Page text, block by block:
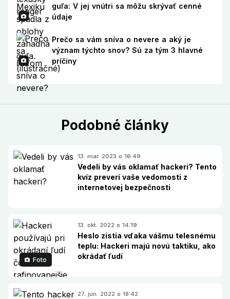
guľa: V jej vnútri sa môžu skrývať cenné
údaje
Prečo sa vám sníva o nevere a aký je
význam týchto snov? Sú za tým 3 hlavné
príčiny
Podobné články
13. mar. 2023 o 16:49
Vedeli by vás oklamať hackeri? Tento
kvíz preverí vaše vedomosti z
internetovej bezpečnosti
Foto
13. okt. 2022 o 14:19
Heslo zistia vďaka vášmu telesnému
teplu: Hackeri majú novú taktiku, ako
okrádať ľudí
27. jún. 2022 o 18:42